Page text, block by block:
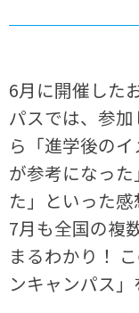
6月に開催した
パスでは、参
ら「進学後の
が参考になっ
た」といった感
7月も全国の複
まるわかり！
ンキャンパス」